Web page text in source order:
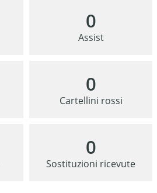
0
Assist
0
Cartellini rossi
0
Sostituzioni ricevute